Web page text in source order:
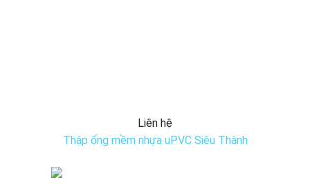
Liên hệ
Thập ống mềm nhựa uPVC Siêu Thành